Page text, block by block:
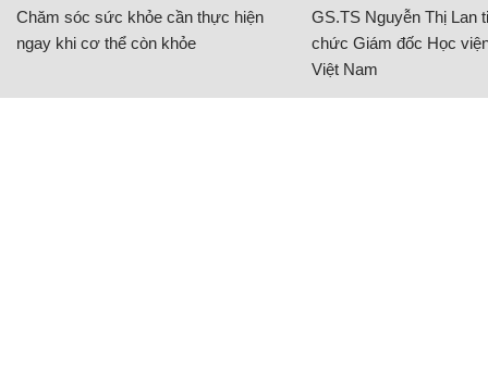
Chăm sóc sức khỏe cần thực hiện
ngay khi cơ thể còn khỏe
GS.TS Nguyễn Thị Lan
chức Giám đốc Học
Việt Nam